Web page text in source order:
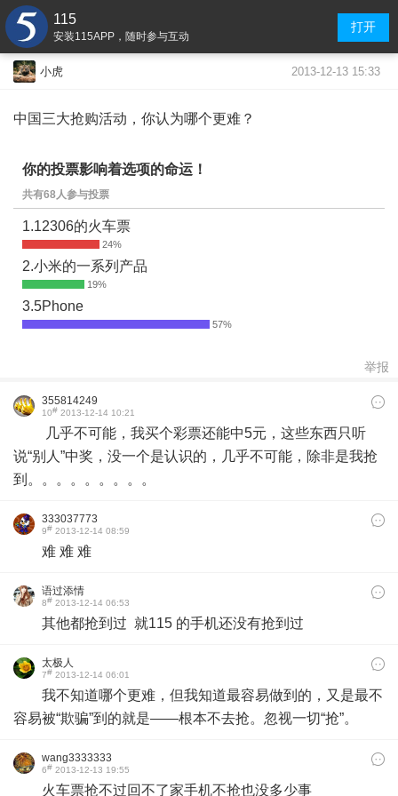
115
安装115APP，随时参与互动
打开
小虎 2013-12-13 15:33
中国三大抢购活动，你认为哪个更难？
你的投票影响着选项的命运！
共有68人参与投票
1.12306的火车票
2.小米的一系列产品
3.5Phone
举报
355814249
10# 2013-12-14 10:21
几乎不可能，我买个彩票还能中5元，这些东西只听
说“别人”中奖，没一个是认识的，几乎不可能，除非是我抢
到。。。。。。。。。
333037773
9# 2013-12-14 08:59
难 难 难
语过添情
8# 2013-12-14 06:53
其他都抢到过 就115 的手机还没有抢到过
太极人
7# 2013-12-14 06:01
我不知道哪个更难，但我知道最容易做到的，又是最不
容易被“欺骗”到的就是——根本不去抢。忽视一切“抢”。
wang3333333
6# 2013-12-13 19:55
火车票抢不过回不了家手机不抢也没多少事